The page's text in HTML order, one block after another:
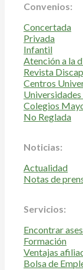
Convenios:
Concertada
Privada
Infantil
Atención a la
Revista
Centros
Colegios
No Reglada
Noticias:
Actualidad
Notas de
Servicios:
Encontrar
Formación
Ventajas
Bolsa de